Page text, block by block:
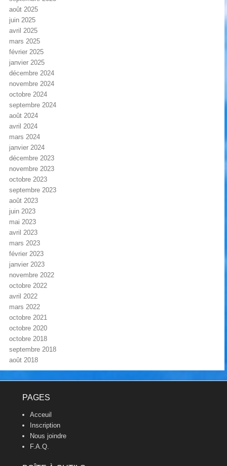
août 2025
juin 2025
avril 2025
mars 2025
février 2025
janvier 2025
décembre 2024
novembre 2024
octobre 2024
septembre 2024
août 2024
avril 2024
mars 2024
janvier 2024
décembre 2023
novembre 2023
octobre 2023
septembre 2023
août 2023
juin 2023
mai 2023
avril 2023
mars 2023
février 2023
janvier 2023
novembre 2022
octobre 2022
avril 2022
mars 2022
octobre 2021
octobre 2020
octobre 2018
septembre 2018
août 2018
PAGES
Acceuil
Inscription
Nous joindre
F.A.Q.